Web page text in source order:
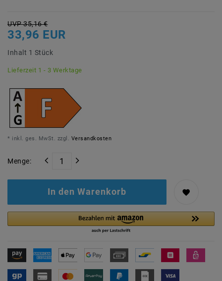
UVP 35,16 €
33,96 EUR
Inhalt 1 Stück
Lieferzeit 1 - 3 Werktage
* inkl. ges. MwSt. zzgl. Versandkosten
Menge:
In den Warenkorb